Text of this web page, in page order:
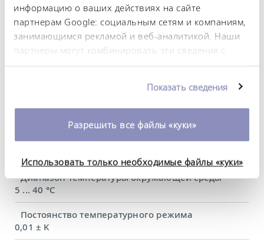
информацию о ваших действиях на сайте
партнерам Google: социальным сетям и компаниям,
занимающимся рекламой и веб-аналитикой. Наши
партнеры могут комбинировать эти сведения с
предоставленной вами информацией, а также
использовании вами их сервисов. Вы можете
изменить или отозвать свое согласие в любое
время. Более подробную информацию об этом вы
Показать сведения
Разрешить все файлы «куки»
Использовать только необходимые файлы «куки»
Технические
характеристики (согл.
DIN 12876)
Рабочий диапазон температур
Диапазон температуры окружающей среды
5 ... 40 °C
Постоянство температурного режима
0,01 ± K